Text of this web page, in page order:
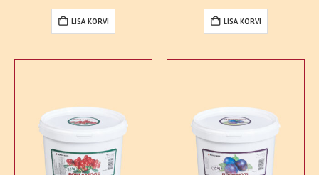
LISA KORVI LISA KORVI